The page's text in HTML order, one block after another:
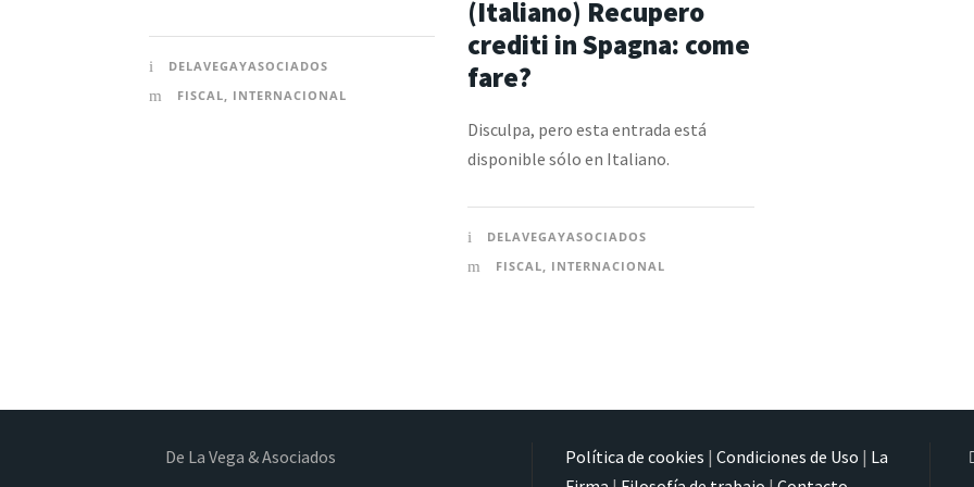
DELAVEGAYASOCIADOS
FISCAL
INTERNACIONAL
(Italiano) Recupero
crediti in Spagna: come
fare?
Disculpa, pero esta entrada está
disponible sólo en Italiano.
DELAVEGAYASOCIADOS
FISCAL, INTERNACIONAL
De La Vega & Asociados Política de cookies | Condiciones de Uso | La